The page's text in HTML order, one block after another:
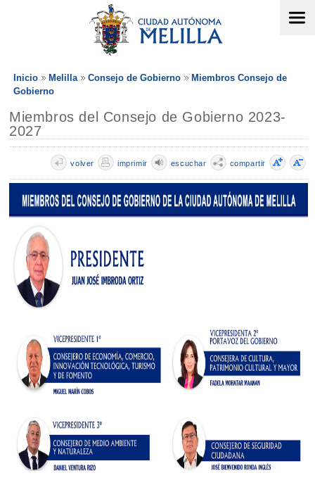
Inicio Melilla Consejo de Gobierno
Miembros Consejo de
Gobierno
Miembros del Consejo de Gobierno 2023-
2027
compartir
escuchar
imprimir
volver